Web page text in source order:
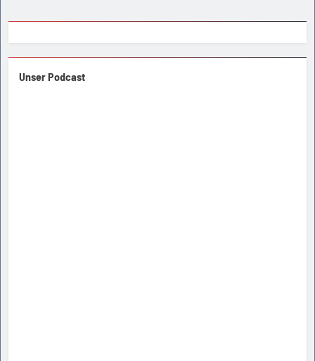
Unser Podcast